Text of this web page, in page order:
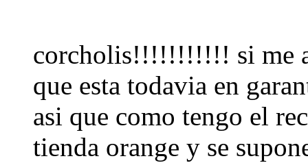
corcholis!!!!!!!!!!! si me
que esta todavia en
asi que como tengo el
tienda orange y se